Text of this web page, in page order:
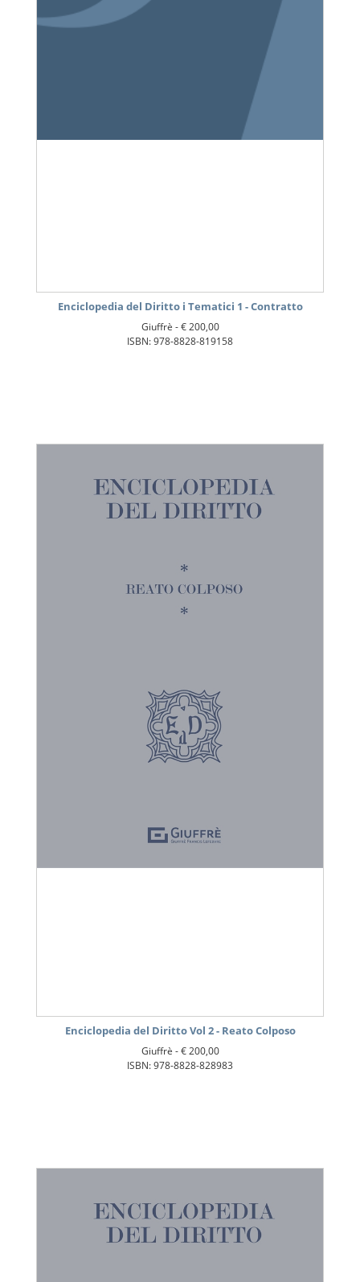
Enciclopedia del Diritto i Tematici 1 - Contratto
Giuffrè -€ 200,00
ISBN: 978-8828-819158
Enciclopedia del Diritto Vol 2 - Reato Colposo
Giuffrè -€ 200,00
ISBN: 978-8828-828983